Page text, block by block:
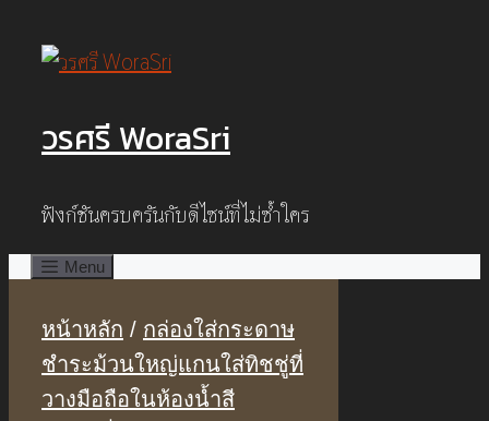
วรศรี WoraSri
ฟังก์ชันครบครันกับดีไซน์ที่ไม่ซ้ำใคร
Menu
หน้าหลัก / กล่องใส่กระดาษ
ชําระม้วนใหญ่แกนใส่ทิชชู่ที่
วางมือถือในห้องน้ำสี